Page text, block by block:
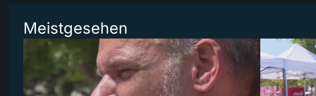
Meistgesehen